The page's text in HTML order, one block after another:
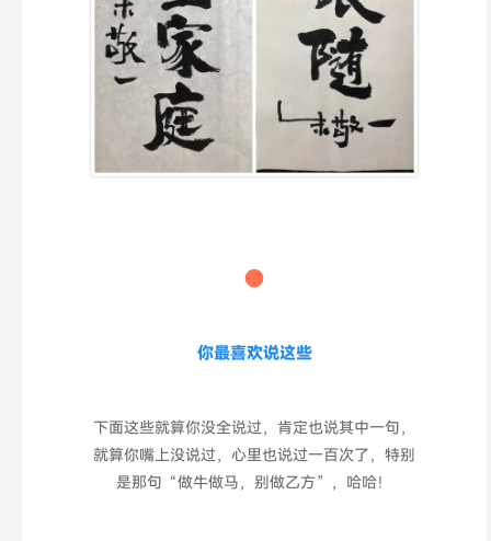
你最喜欢说这些
下面这些就算你没全说过，肯定也说其中一句，
就算你嘴上没说过，心里也说过一百次了，特别
是那句“做牛做马，别做乙方”，哈哈！